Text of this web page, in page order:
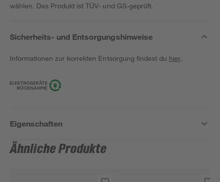
wählen. Das Produkt ist TÜV- und GS-geprüft.
Sicherheits- und Entsorgungshinweise
Informationen zur korrekten Entsorgung findest du hier.
Eigenschaften
Ähnliche Produkte